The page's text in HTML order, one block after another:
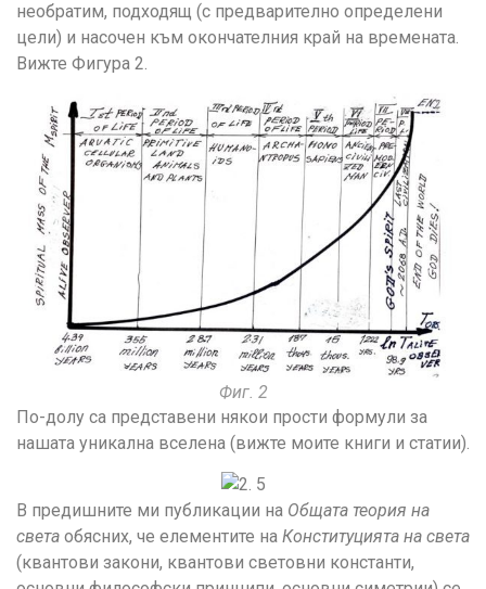
необратим, подходящ (с предварително определени
цели) и насочен към окончателния край на времената.
Вижте Фигура 2.
Фиг. 2
По-долу са представени някои прости формули за
нашата уникална вселена (вижте моите книги и статии).
В предишните ми публикации на Общата теория на
света обясних, че елементите на Конституцията на света
(квантови закони, квантови световни константи,